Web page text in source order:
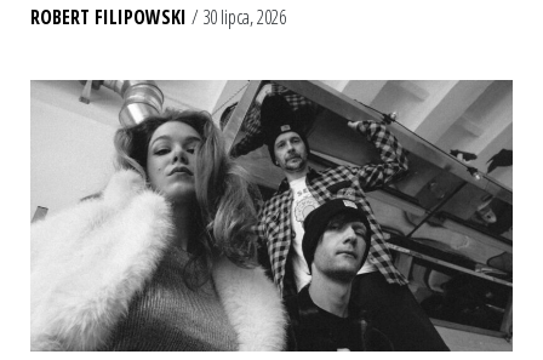
ROBERT FILIPOWSKI / 30 lipca, 2026